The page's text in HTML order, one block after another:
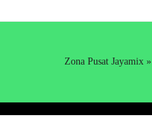
Zona Pusat Jayamix »